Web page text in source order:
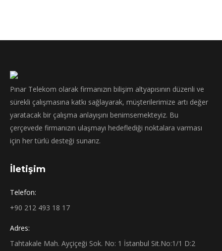
Pınar Telekom olarak firmanızın bilişim altyapısının düzenli ve
sürekli çalışmasına katkı sağlayarak, müşterilerimize artı değer
yaratacak bir çalışma anlayışını benimsemekteyiz. Bu
çerçevede firmanızın ulaşmayı hedeflediği noktalara varması
için her türlü desteği sunarız.
İletişim
Telefon:
+90 212 493 18 17
Adres:
Tahtakale Mah. Ayçiçeği Sok. No: 1 İstanbul Sit.No:1/1 D:2